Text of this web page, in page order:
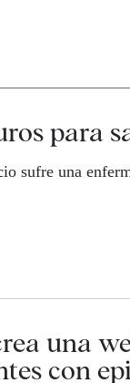
para
sufre una
una
con